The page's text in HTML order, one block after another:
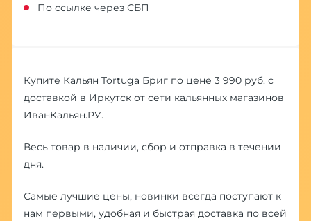
По ссылке через СБП
Купите Кальян Tortuga Бриг по цене 3 990 руб. с
доставкой в Иркутск от сети кальянных магазинов
ИванКальян.РУ.
Весь товар в наличии, сбор и отправка в течении
дня.
Самые лучшие цены, новинки всегда поступают к
нам первыми, удобная и быстрая доставка по всей